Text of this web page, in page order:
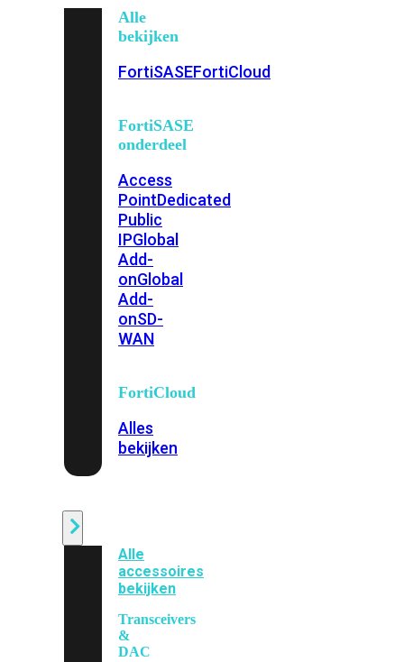
Alle
bekijken
FortiSASEFortiCloud
FortiSASE
onderdeel
Access
PointDedicated
Public
IPGlobal
Add-
onGlobal
Add-
onSD-
WAN
FortiCloud
Alles
bekijken
Alle
accessoires
bekijken
Transceivers
&
DAC